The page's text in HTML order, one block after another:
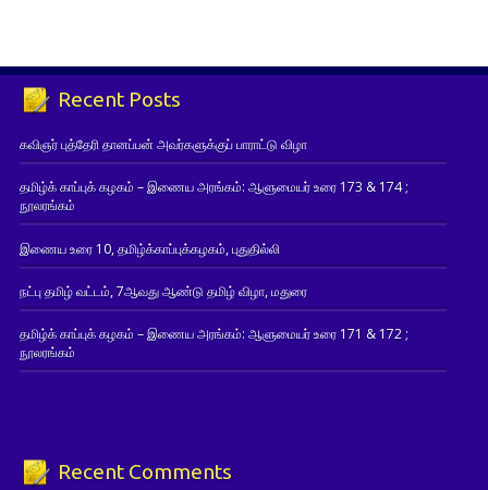
Recent Posts
கவிஞர் புத்தேரி தானப்பன் அவர்களுக்குப் பாராட்டு விழா
தமிழ்க் காப்புக் கழகம் – இணைய அரங்கம்: ஆளுமையர் உரை 173 & 174 ;
நூலரங்கம்
இணைய உரை 10, தமிழ்க்காப்புக்கழகம், புதுதில்லி
நட்பு தமிழ் வட்டம், 7ஆவது ஆண்டு தமிழ் விழா, மதுரை
தமிழ்க் காப்புக் கழகம் – இணைய அரங்கம்: ஆளுமையர் உரை 171 & 172 ;
நூலரங்கம்
Recent Comments